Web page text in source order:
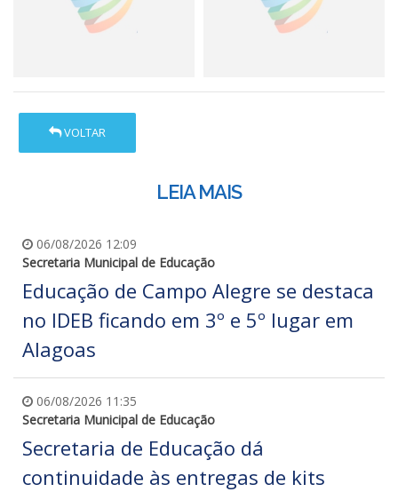
VOLTAR
LEIA MAIS
06/08/2026 12:09
Secretaria Municipal de Educação
Educação de Campo Alegre se destaca
no IDEB ficando em 3º e 5º lugar em
Alagoas
06/08/2026 11:35
Secretaria Municipal de Educação
Secretaria de Educação dá
continuidade às entregas de kits